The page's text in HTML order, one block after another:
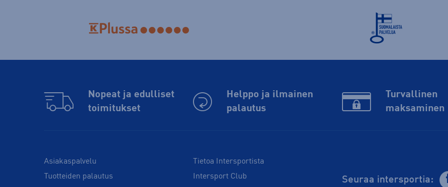
Nopeat ja edulliset
toimitukset
Helppo ja ilmainen
palautus
Turvallinen
maksaminen
Asiakaspalvelu
Tuotteiden palautus
Tietoa Intersportista
Intersport Club
Seuraa intersportia: